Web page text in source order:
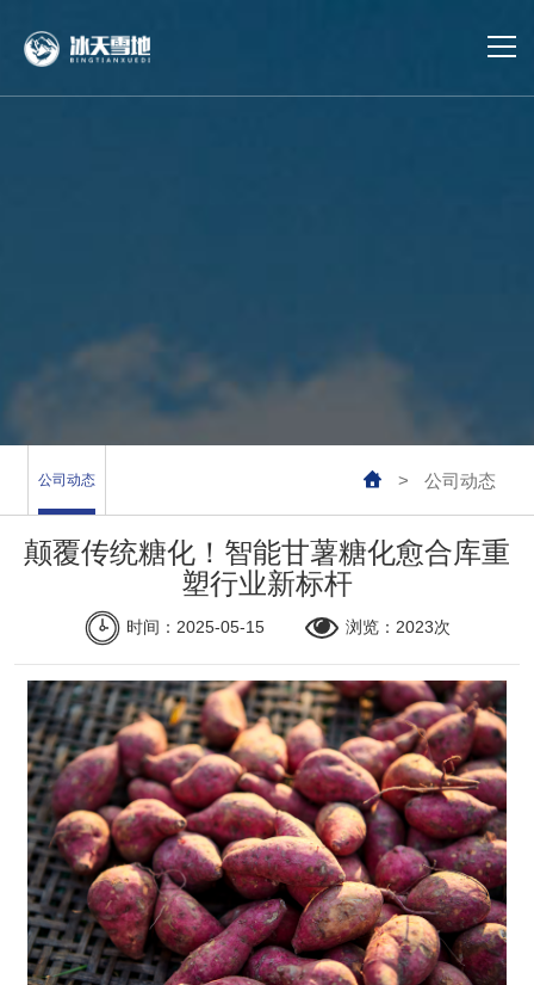
公司动态
关于我们
联系我们
公司动态
我们提供的不仅仅是一座冷库
公司动态  > 公司动态
颠覆传统糖化！智能甘薯糖化愈合库重
塑行业新标杆​
时间：2025-05-15 浏览：2023次